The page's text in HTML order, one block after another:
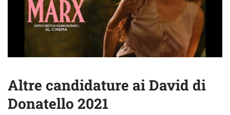
Altre candidature ai David di
Donatello 2021